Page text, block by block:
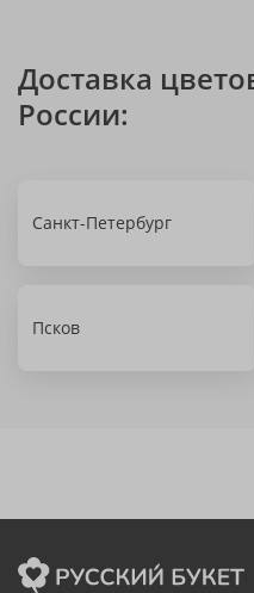
Доставка
России:
Санкт-Петербург
Псков